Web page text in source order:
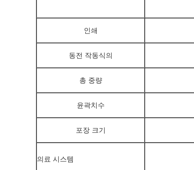
인쇄
동전 작동식의
총 중량
윤곽치수
포장 크기
의료 시스템